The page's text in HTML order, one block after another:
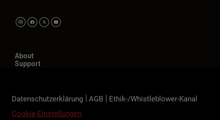
About
Support
Datenschutzerklärung AGB
Ethik-/Whistleblower-Kanal
Cookie-Einstellungen